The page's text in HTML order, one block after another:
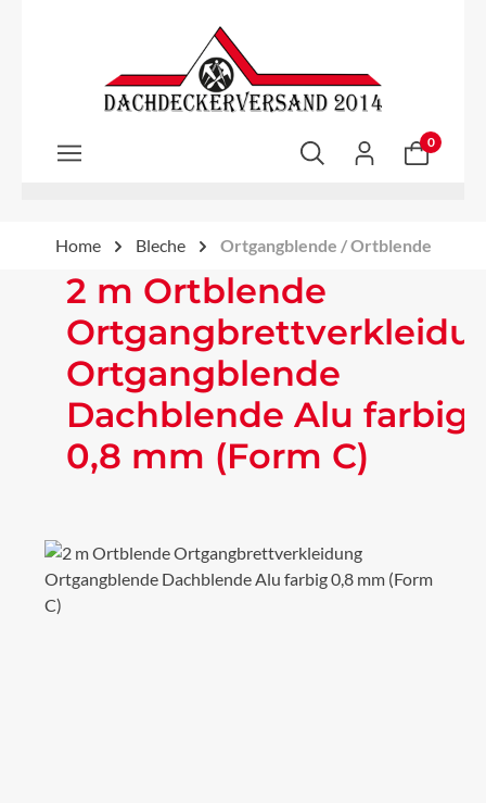
Zum Hauptinhalt springen
0
Home Bleche Ortgangblende / Ortblende
2 m Ortblende
Ortgangblende
Dachblende Alu farbig
0,8 mm (Form C)
Bildergalerie überspringen